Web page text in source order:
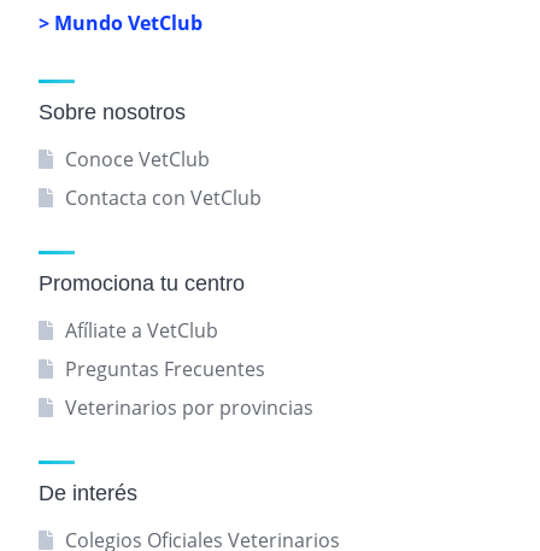
> Mundo VetClub
Sobre nosotros
Conoce VetClub
Contacta con VetClub
Promociona tu centro
Afíliate a VetClub
Preguntas Frecuentes
Veterinarios por provincias
De interés
Colegios Oficiales Veterinarios